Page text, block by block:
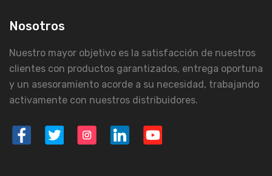
Nosotros
Nuestro mayor objetivo es la satisfacción de nuestros
clientes con productos garantizados, entrega oportuna
y un asesoramiento acorde a su necesidad, trabajando
activamente con nuestros distribuidores.